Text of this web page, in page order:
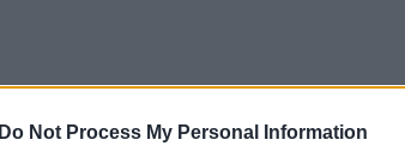
Do Not Process My Personal Information